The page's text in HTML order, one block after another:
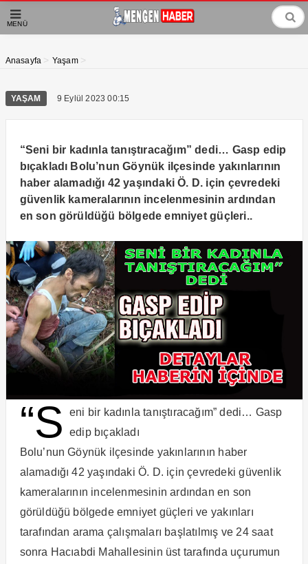
MENÜ
Anasayfa > Yaşam >
YAŞAM 9 Eylül 2023 00:15
“Seni bir kadınla tanıştıracağım” dedi… Gasp edip
bıçakladı Bolu’nun Göynük ilçesinde yakınlarının
haber alamadığı 42 yaşındaki Ö. D. için çevredeki
güvenlik kameralarının incelenmesinin ardından
en son görüldüğü bölgede emniyet güçleri..
“S
eni bir kadınla tanıştıracağım” dedi… Gasp
edip bıçakladı
Bolu’nun Göynük ilçesinde yakınlarının haber
alamadığı 42 yaşındaki Ö. D. için çevredeki güvenlik
kameralarının incelenmesinin ardından en son
görüldüğü bölgede emniyet güçleri ve yakınları
tarafından arama çalışmaları başlatılmış ve 24 saat
sonra Hacıabdi Mahallesinin üst tarafında uçurumun